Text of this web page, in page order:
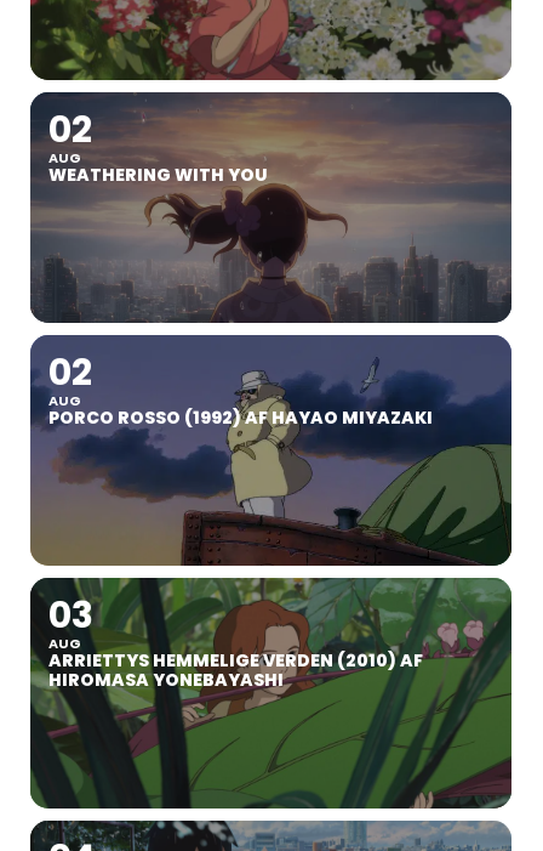
02
AUG
WEATHERING WITH YOU
02
AUG
PORCO ROSSO (1992) AF HAYAO MIYAZAKI
03
AUG
ARRIETTYS HEMMELIGE VERDEN (2010) AF
HIROMASA YONEBAYASHI